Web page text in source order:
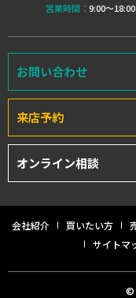
営業時間： 9:00〜18:00
お問い合わせ
来店予約
オンライン相談
会社紹介 買いたい方
サイトマ
©